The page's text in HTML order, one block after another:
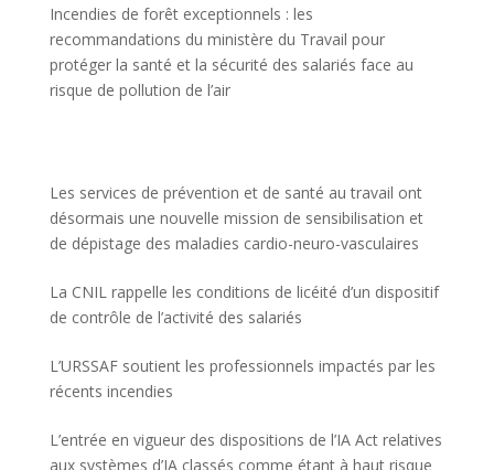
Incendies de forêt exceptionnels : les
recommandations du ministère du Travail pour
protéger la santé et la sécurité des salariés face au
risque de pollution de l’air
Les services de prévention et de santé au travail ont
désormais une nouvelle mission de sensibilisation et
de dépistage des maladies cardio-neuro-vasculaires
La CNIL rappelle les conditions de licéité d’un dispositif
de contrôle de l’activité des salariés
L’URSSAF soutient les professionnels impactés par les
récents incendies
L’entrée en vigueur des dispositions de l’IA Act relatives
aux systèmes d’IA classés comme étant à haut risque